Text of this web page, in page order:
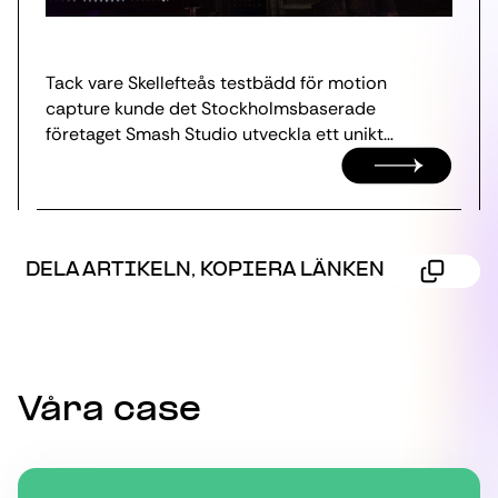
Tack vare Skellefteås testbädd för motion
capture kunde det Stockholmsbaserade
företaget Smash Studio utveckla ett unikt
konstverk till Sveriges största ljusfestival, Nobel
Week lights. Konstverket, som kombinerar
avancerad teknik, dans och poesi, markerar en
och lyfter fram testbäddens potential som en
nationell plattform för innovation och kreativitet.
DELA ARTIKELN, KOPIERA LÄNKEN
Våra case